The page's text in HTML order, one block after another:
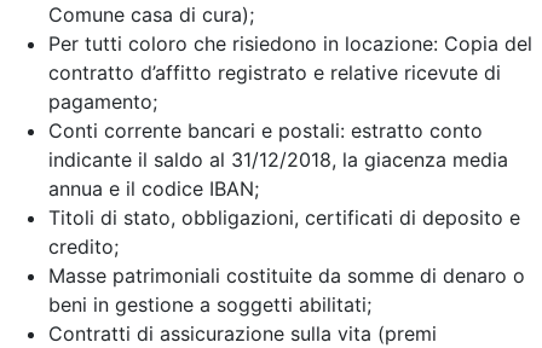
Comune casa di cura);
Per tutti coloro che risiedono in locazione: Copia del
contratto d’affitto registrato e relative ricevute di
pagamento;
Conti corrente bancari e postali: estratto conto
indicante il saldo al 31/12/2018, la giacenza media
annua e il codice IBAN;
Titoli di stato, obbligazioni, certificati di deposito e
credito;
Masse patrimoniali costituite da somme di denaro o
beni in gestione a soggetti abilitati;
Contratti di assicurazione sulla vita (premi